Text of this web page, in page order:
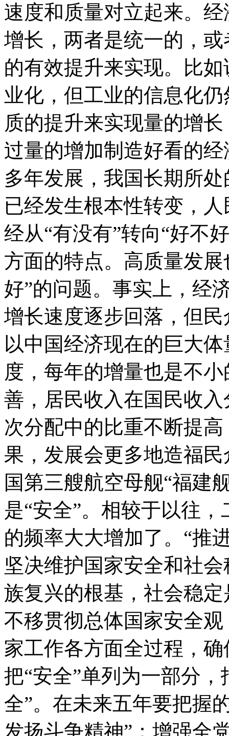
速度和质量对立起来。
增长，两者是统一的，
的有效提升来实现。比
业化，但工业的信息化
质的提升来实现量的增
过量的增加制造好看的
多年发展，我国长期所
已经发生根本性转变，
经从“有没有”转向“好不
方面的特点。高质量发
好”的问题。事实上，经
增长速度逐步回落，但
以中国经济现在的巨大
度，每年的增量也是不
善，居民收入在国民收
次分配中的比重不断提
果，发展会更多地造福
国第三艘航空母舰“福建
是“安全”。相较于以往
的频率大大增加了。“推
坚决维护国家安全和社
族复兴的根基，社会稳
不移贯彻总体国家安全
家工作各方面全过程，
把“安全”单列为一部分
全”。在未来五年要把握
发扬斗争精神”：增强全